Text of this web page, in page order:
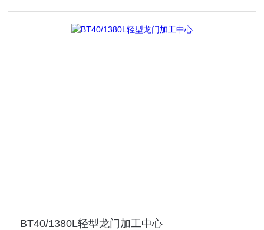
BT40/1380L轻型龙门加工中心